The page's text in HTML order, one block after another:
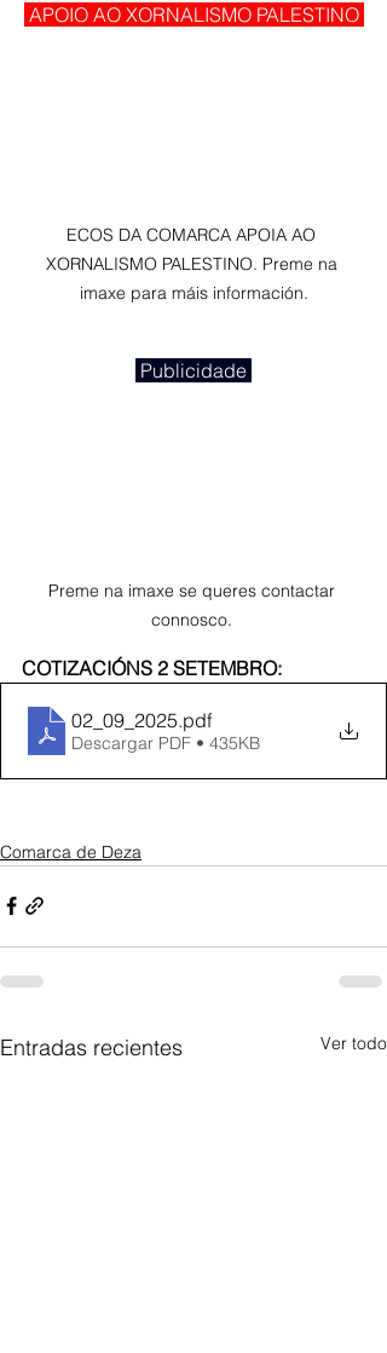
APOIO AO XORNALISMO PALESTINO
ECOS DA COMARCA APOIA AO
XORNALISMO PALESTINO. Preme na
imaxe para máis información.
Publicidade
Preme na imaxe se queres contactar
connosco.
COTIZACIÓNS 2 SETEMBRO:
02_09_2025.pdf
Descargar PDF • 435KB
Comarca de Deza
Entradas recientes Ver todo